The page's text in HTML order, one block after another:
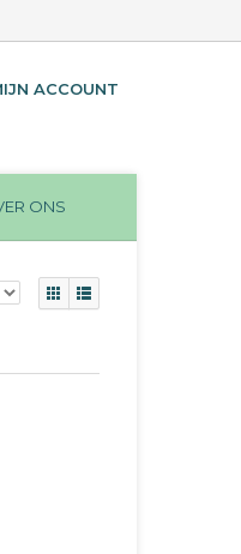
ACCOUNT
ONS